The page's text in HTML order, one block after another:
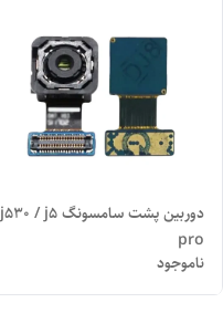
دوربین پشت سامسونگ j530 / j5
pro
ناموجود